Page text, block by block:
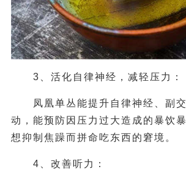
3、活化自律神经，减轻压力：
凤凰单丛能提升自律神经、副交
动，能预防因压力过大造成的暴饮
想抑制焦躁而拼命吃东西的窘境。
4、改善听力：